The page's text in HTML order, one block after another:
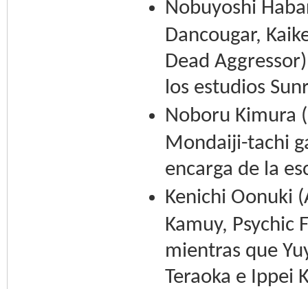
Nobuyoshi
Dancougar,
Dead
los estudios
Noboru Kimura
Mondaiji-tachi
encarga de la
Kenichi Oonuki
Kamuy, Psychic
mientras que
Teraoka e Ippei